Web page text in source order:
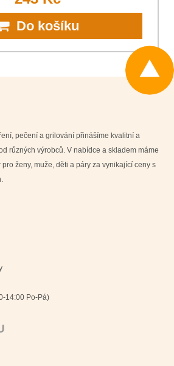
Do košíku
pečení a grilování přinášíme kvalitní a
různých výrobců. V nabídce a skladem máme
ženy, muže, děti a páry za vynikající ceny s
14:00 Po-Pá)